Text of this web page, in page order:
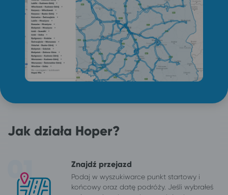
Jak działa Hoper?
Znajdź przejazd
Podaj w wyszukiwarce punkt startowy i
końcowy oraz datę podróży. Jeśli wybrałeś